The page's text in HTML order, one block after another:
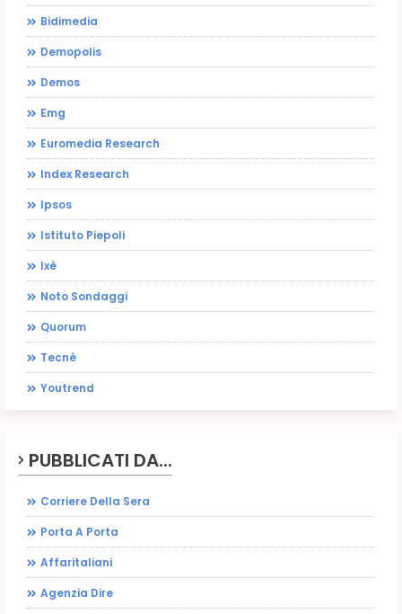
Bidimedia
Demopolis
Demos
Emg
Euromedia Research
Index Research
Ipsos
Istituto Piepoli
Ixè
Noto Sondaggi
Quorum
Tecnè
Youtrend
PUBBLICATI DA...
Corriere Della Sera
Porta A Porta
Affaritaliani
Agenzia Dire